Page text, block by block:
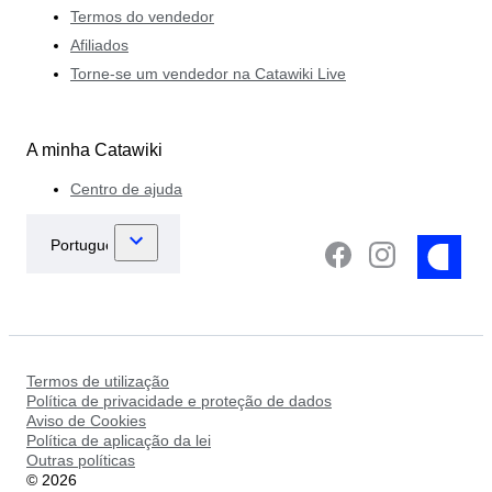
Termos do vendedor
Afiliados
Torne-se um vendedor na Catawiki Live
A minha Catawiki
Centro de ajuda
Termos de utilização
Política de privacidade e proteção de dados
Aviso de Cookies
Política de aplicação da lei
Outras políticas
© 2026